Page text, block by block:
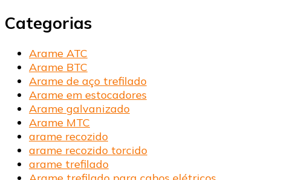
Categorias
Arame ATC
Arame BTC
Arame de aço trefilado
Arame em estocadores
Arame galvanizado
Arame MTC
arame recozido
arame recozido torcido
arame trefilado